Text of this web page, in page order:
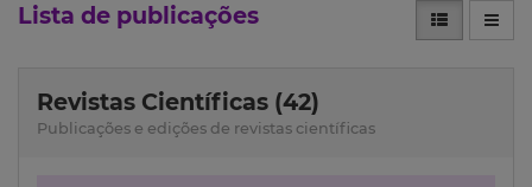
Lista de publicações
Revistas Científicas (42)
Publicações e edições de revistas científicas